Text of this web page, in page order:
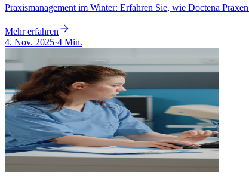
Praxismanagement im Winter: Erfahren Sie, wie Doctena
Mehr erfahren
4. Nov. 2025·4 Min.